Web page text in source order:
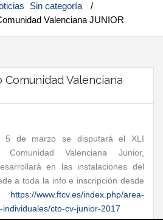
Sin categoría
/
Valenciana JUNIOR
Comunidad Valenciana
de marzo se disputará el XLI
Valenciana Junior,
en las instalaciones del
a toda la info e inscripción desde
https://www.ftcv.es/index.php/area-
cto-cv-junior-2017